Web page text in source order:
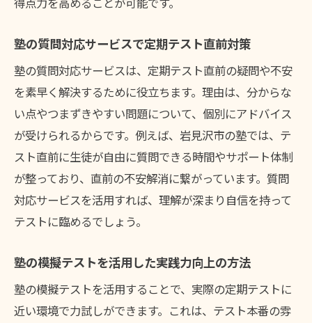
例
塾で得た学習習慣を定期テスト後も定着
塾の質問対応サービスで定期テスト直前対策
塾の質問対応サービスは、定期テスト直前の疑問や不安
を素早く解決するために役立ちます。理由は、分からな
い点やつまずきやすい問題について、個別にアドバイス
が受けられるからです。例えば、岩見沢市の塾では、テ
スト直前に生徒が自由に質問できる時間やサポート体制
が整っており、直前の不安解消に繋がっています。質問
対応サービスを活用すれば、理解が深まり自信を持って
テストに臨めるでしょう。
塾の模擬テストを活用した実践力向上の方法
塾の模擬テストを活用することで、実際の定期テストに
近い環境で力試しができます。これは、テスト本番の雰